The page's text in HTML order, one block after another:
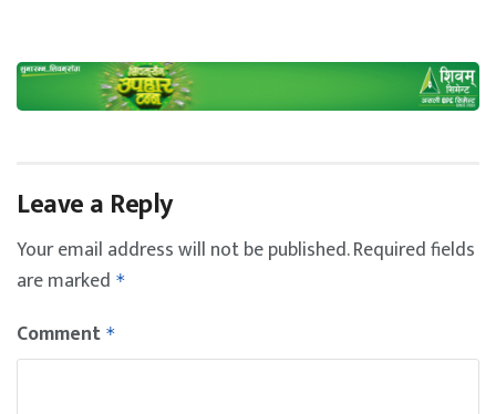
Leave a Reply
Your email address will not be published.Required fields
are marked *
Comment *